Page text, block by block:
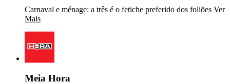
Carnaval e ménage: a três é o fetiche preferido dos foliões Ver
Mais
Meia Hora